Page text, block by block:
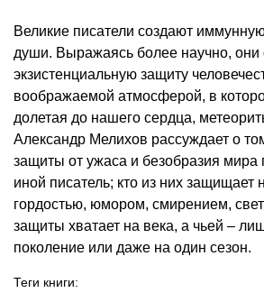
Великие писатели создают
души. Выражаясь более научно, они
экзистенциальную защиту
воображаемой атмосферой, в
долетая до нашего сердца,
Александр Мелихов рассуждает о
защиты от ужаса и безобразия мира
иной писатель; кто из них защищает
гордостью, юмором, смирением,
защиты хватает на века, а чьей –
поколение или даже на один сезон.
Теги книги: